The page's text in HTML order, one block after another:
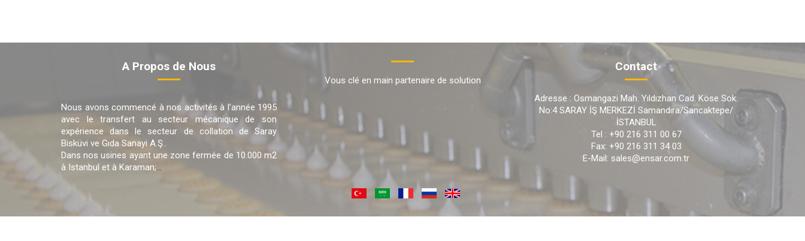
A Propos de Nous
Nous avons commencé à nos activités à l’année 1995
avec le transfert au secteur mécanique de son
expérience dans le secteur de collation de Saray
Bisküvi ve Gıda Sanayi A.Ş..
Dans nos usines ayant une zone fermée de 10.000 m2
à Istanbul et à Karaman;...
Vous clé en main partenaire de solution
Contact
Adresse : Osmangazi Mah. Yıldızhan Cad. Köse Sok.
No:4 SARAY İŞ MERKEZİ Samandıra/Sancaktepe/
İSTANBUL
Tel : +90 216 311 00 67
Fax: +90 216 311 34 03
E-Mail: sales@ensar.com.tr